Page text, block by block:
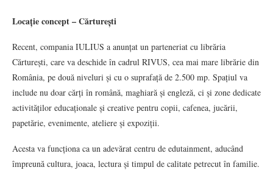
Locație concept – Cărturești
Recent, compania IULIUS a anunțat un parteneriat cu librăria
Cărturești, care va deschide în cadrul RIVUS, cea mai mare librărie din
România, pe două niveluri și cu o suprafață de 2.500 mp. Spațiul va
include nu doar cărți în română, maghiară și engleză, ci și zone dedicate
activităților educaționale și creative pentru copii, cafenea, jucării,
papetărie, evenimente, ateliere și expoziții.
Acesta va funcționa ca un adevărat centru de edutainment, aducând
împreună cultura, joaca, lectura și timpul de calitate petrecut în familie.